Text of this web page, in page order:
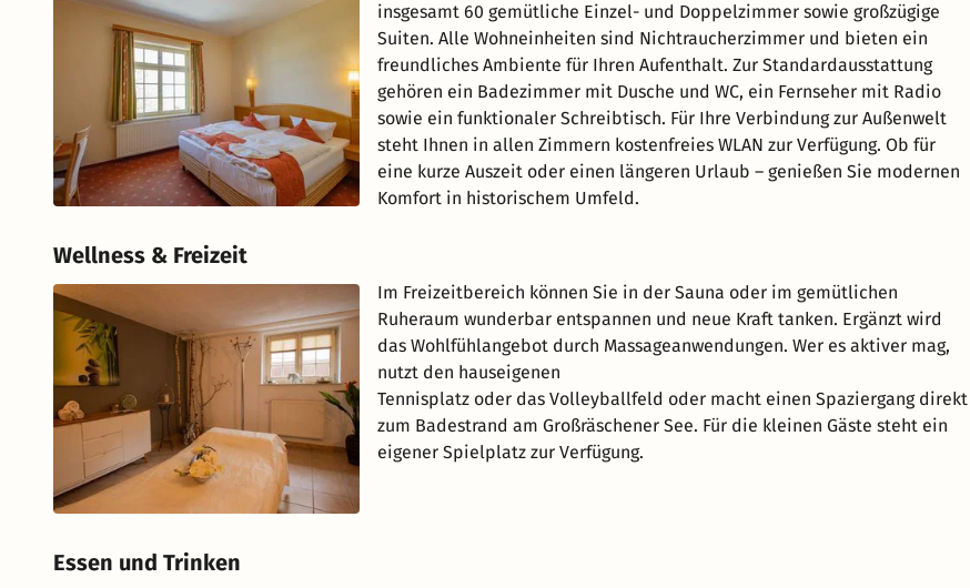
insgesamt 60 gemütliche Einzel- und Doppelzimmer sowie großzügige
Suiten. Alle Wohneinheiten sind Nichtraucherzimmer und bieten ein
freundliches Ambiente für Ihren Aufenthalt. Zur Standardausstattung
gehören ein Badezimmer mit Dusche und WC, ein Fernseher mit Radio
sowie ein funktionaler Schreibtisch. Für Ihre Verbindung zur Außenwelt
steht Ihnen in allen Zimmern kostenfreies WLAN zur Verfügung. Ob für
eine kurze Auszeit oder einen längeren Urlaub – genießen Sie modernen
Komfort in historischem Umfeld.
Wellness & Freizeit
Im Freizeitbereich können Sie in der Sauna oder im gemütlichen
Ruheraum wunderbar entspannen und neue Kraft tanken. Ergänzt wird
das Wohlfühlangebot durch Massageanwendungen. Wer es aktiver mag,
nutzt den hauseigenen
Tennisplatz oder das Volleyballfeld oder macht einen Spaziergang direkt
zum Badestrand am Großräschener See. Für die kleinen Gäste steht ein
eigener Spielplatz zur Verfügung.
Essen und Trinken